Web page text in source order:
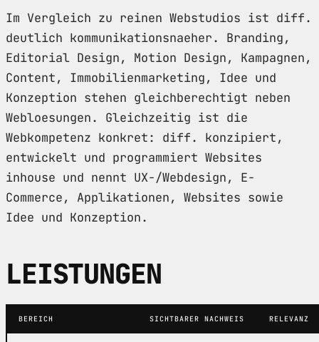
Im Vergleich zu reinen Webstudios ist diff.
deutlich kommunikationsnaeher. Branding,
Editorial Design, Motion Design, Kampagnen,
Content, Immobilienmarketing, Idee und
Konzeption stehen gleichberechtigt neben
Webloesungen. Gleichzeitig ist die
Webkompetenz konkret: diff. konzipiert,
entwickelt und programmiert Websites
inhouse und nennt UX-/Webdesign, E-
Commerce, Applikationen, Websites sowie
Idee und Konzeption.
LEISTUNGEN
BEREICH SICHTBARER NACHWEIS RELEVANZ